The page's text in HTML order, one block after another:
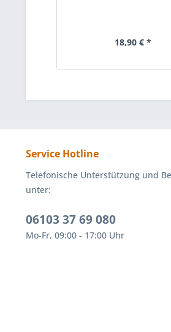
18,90 € *
Service Hotline
Telefonische Unterstützung und
unter:
06103 37 69 080
Mo-Fr, 09:00 - 17:00 Uhr